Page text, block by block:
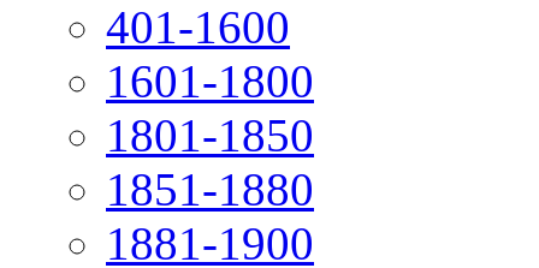
401-1600
1601-1800
1801-1850
1851-1880
1881-1900